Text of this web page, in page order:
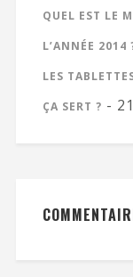
QUEL EST LE
L’ANNÉE 2014
LES
ÇA SERT ? -